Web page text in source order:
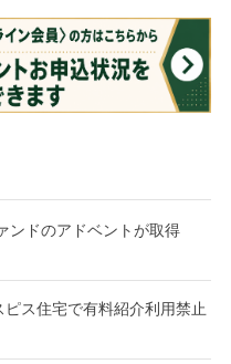
ドのアドベントが取得
ス住宅で有料紹介利用禁止